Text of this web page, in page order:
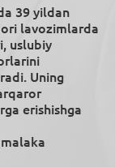
39 yildan
lavozimlarda
uslubiy
Uning
erishishga